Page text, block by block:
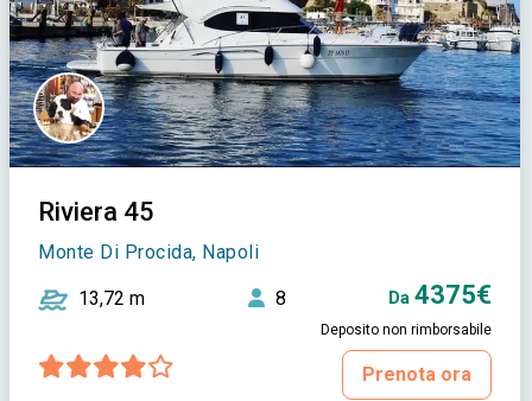
Riviera 45
Monte Di Procida, Napoli
13,72 m 8 Da 4375€
Deposito non rimborsabile
Prenota ora